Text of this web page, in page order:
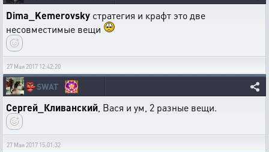
Dima_Kemerovsky стратегия и крафт это две
несовместимые вещи
27 Мая 2017 12:42:20
👺SWAT
Сергей_Кливанский , Вася и ум, 2 разные вещи.
27 Мая 2017 15:01:32